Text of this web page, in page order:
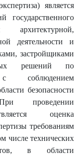
является
деятельности и
застройщиками
решений по
с соблюдением
безопасности
проведении
оценка
требованиям
числе технических
в области